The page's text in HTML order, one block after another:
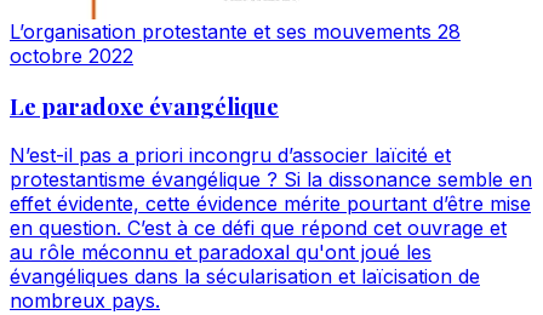
L’organisation protestante et ses mouvements 28
octobre 2022
Le paradoxe évangélique
N’est-il pas a priori incongru d’associer laïcité et
protestantisme évangélique ? Si la dissonance semble en
effet évidente, cette évidence mérite pourtant d’être mise
en question. C’est à ce défi que répond cet ouvrage et
au rôle méconnu et paradoxal qu'ont joué les
évangéliques dans la sécularisation et laïcisation de
nombreux pays.